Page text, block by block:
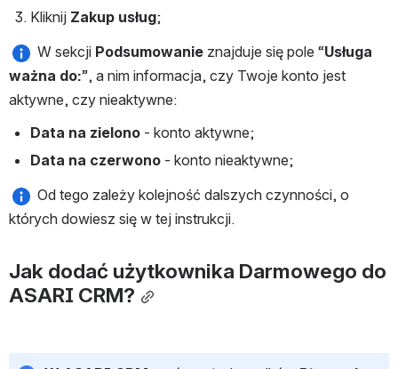
Kliknij Zakup usług;
W sekcji Podsumowanie znajduje się pole “Usługa
ważna do:”, a nim informacja, czy Twoje konto jest
aktywne, czy nieaktywne:
Data na zielono - konto aktywne;
Data na czerwono - konto nieaktywne;
Od tego zależy kolejność dalszych czynności, o
których dowiesz się w tej instrukcji.
Jak dodać użytkownika Darmowego do
ASARI CRM?